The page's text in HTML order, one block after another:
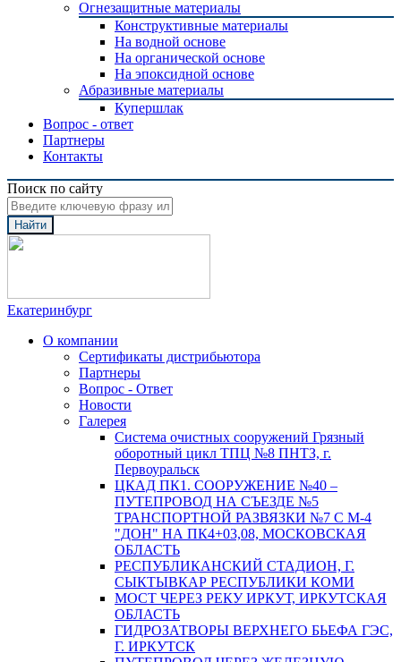
Огнезащитные материалы
Конструктивные материалы
На водной основе
На органической основе
На эпоксидной основе
Абразивные материалы
Купершлак
Вопрос - ответ
Партнеры
Контакты
Поиск по сайту
Найти
Екатеринбург
О компании
Сертификаты дистрибьютора
Партнеры
Вопрос - Ответ
Новости
Галерея
Система очистных сооружений Грязный
оборотный цикл ТПЦ №8 ПНТЗ, г.
Первоуральск
ЦКАД ПК1. СООРУЖЕНИЕ №40 –
ПУТЕПРОВОД НА СЪЕЗДЕ №5
ТРАНСПОРТНОЙ РАЗВЯЗКИ №7 С М-4
"ДОН" НА ПК4+03,08, МОСКОВСКАЯ
ОБЛАСТЬ
РЕСПУБЛИКАНСКИЙ СТАДИОН, Г.
СЫКТЫВКАР РЕСПУБЛИКИ КОМИ
МОСТ ЧЕРЕЗ РЕКУ ИРКУТ, ИРКУТСКАЯ
ОБЛАСТЬ
ГИДРОЗАТВОРЫ ВЕРХНЕГО БЬЕФА ГЭС,
Г. ИРКУТСК